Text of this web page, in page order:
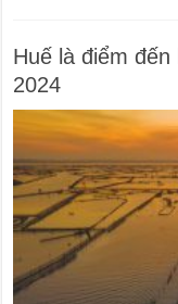
Huế là điểm
2024